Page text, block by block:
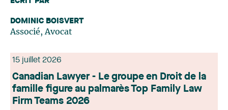
DOMINIC BOISVERT
Associé, Avocat
15 juillet 2026
Canadian Lawyer - Le groupe en Droit de la
famille figure au palmarès Top Family Law
Firm Teams 2026